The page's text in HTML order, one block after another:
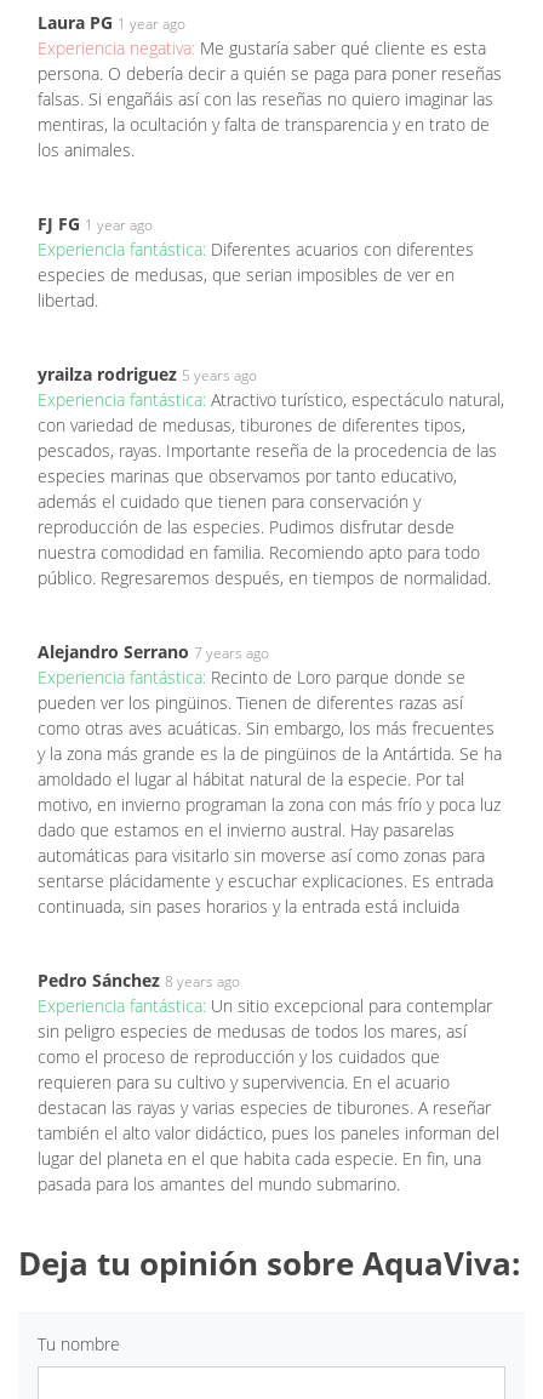
Laura PG 1 year ago
Experiencia negativa: Me gustaría saber qué cliente es esta
persona. O debería decir a quién se paga para poner reseñas
falsas. Si engañáis así con las reseñas no quiero imaginar las
mentiras, la ocultación y falta de transparencia y en trato de
los animales.
FJ FG 1 year ago
Experiencia fantástica: Diferentes acuarios con diferentes
especies de medusas, que serian imposibles de ver en
libertad.
yrailza rodriguez 5 years ago
Experiencia fantástica: Atractivo turístico, espectáculo natural,
con variedad de medusas, tiburones de diferentes tipos,
pescados, rayas. Importante reseña de la procedencia de las
especies marinas que observamos por tanto educativo,
además el cuidado que tienen para conservación y
reproducción de las especies. Pudimos disfrutar desde
nuestra comodidad en familia. Recomiendo apto para todo
público. Regresaremos después, en tiempos de normalidad.
Alejandro Serrano 7 years ago
Experiencia fantástica: Recinto de Loro parque donde se
pueden ver los pingüinos. Tienen de diferentes razas así
como otras aves acuáticas. Sin embargo, los más frecuentes
y la zona más grande es la de pingüinos de la Antártida. Se ha
amoldado el lugar al hábitat natural de la especie. Por tal
motivo, en invierno programan la zona con más frío y poca luz
dado que estamos en el invierno austral. Hay pasarelas
automáticas para visitarlo sin moverse así como zonas para
sentarse plácidamente y escuchar explicaciones. Es entrada
continuada, sin pases horarios y la entrada está incluida
Pedro Sánchez 8 years ago
Experiencia fantástica: Un sitio excepcional para contemplar
sin peligro especies de medusas de todos los mares, así
como el proceso de reproducción y los cuidados que
requieren para su cultivo y supervivencia. En el acuario
destacan las rayas y varias especies de tiburones. A reseñar
también el alto valor didáctico, pues los paneles informan del
lugar del planeta en el que habita cada especie. En fin, una
pasada para los amantes del mundo submarino.
Deja tu opinión sobre AquaViva:
Tu nombre